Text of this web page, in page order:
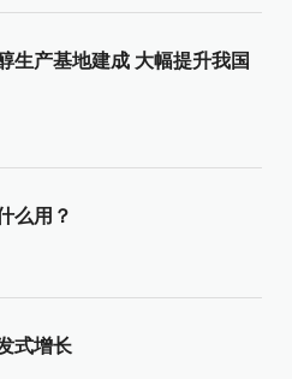
生产基地建成 大幅提升我国
么用？
式增长